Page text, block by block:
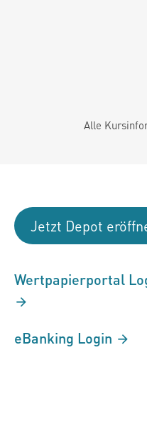
Alle
Jetzt Depot
Wertpapierportal
eBanking Login